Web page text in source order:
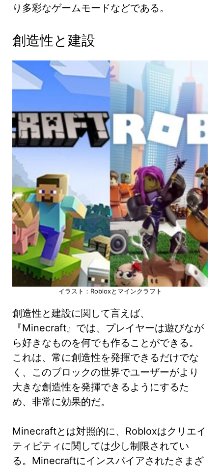
り多彩なゲームモードなどである。
創造性と建設
イラスト：Robloxとマインクラフト
創造性と建設に関して言えば、
『Minecraft』では、プレイヤーは遊びなが
ら好きなものを何でも作ることができる。
これは、常に創造性を発揮できるだけでな
く、このブロックの世界でユーザーがより
大きな創造性を発揮できるようにするた
め、非常に効果的だ。
Minecraftとは対照的に、Robloxはクリエイ
ティビティに関しては少し制限されてい
る。Minecraftにインスパイアされたさまざ